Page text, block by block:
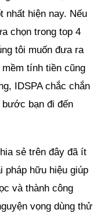
nhất hiện nay. Nếu
chọn trong top 4
tôi muốn đưa ra
tính tiền cũng
IDSPA chắc chắn
bạn đi đến
sẻ trên đây đã ít
pháp hữu hiệu giúp
và thành công
vọng dùng thử